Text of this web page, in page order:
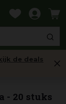
de deals
- 20 stuks